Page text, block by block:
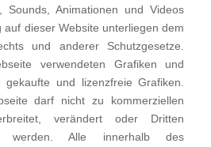
Sounds, Animationen und Videos
auf dieser Website unterliegen dem
und anderer Schutzgesetze.
verwendeten Grafiken und
und lizenzfreie Grafiken.
darf nicht zu kommerziellen
verändert oder Dritten
werden. Alle innerhalb des